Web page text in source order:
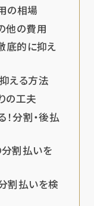
の相場
他の費用
底的に抑え
える方法
の工夫
！分割・後払
割払いを
割払いを検